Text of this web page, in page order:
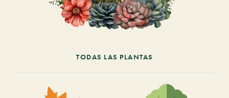
TODAS LAS PLANTAS